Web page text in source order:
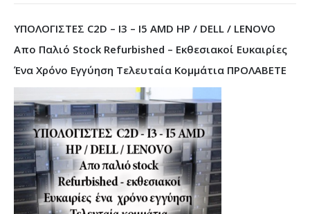
ΥΠΟΛΟΓΙΣΤΕΣ C2D – I3 – I5 AMD HP / DELL / LENOVO
Απο Παλιό Stock Refurbished – Εκθεσιακοί Ευκαιρίες
Ένα Χρόνο Εγγύηση Τελευταία Κομμάτια ΠΡΟΛΑΒΕΤΕ